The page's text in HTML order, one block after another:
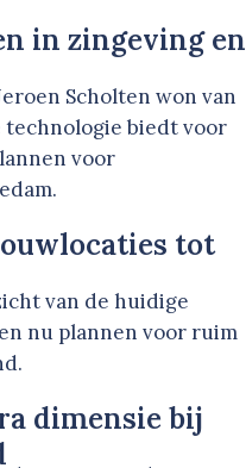
in zingeving en
Scholten won van
technologie biedt voor
voor
tot
van de huidige
nu plannen voor ruim
dimensie bij